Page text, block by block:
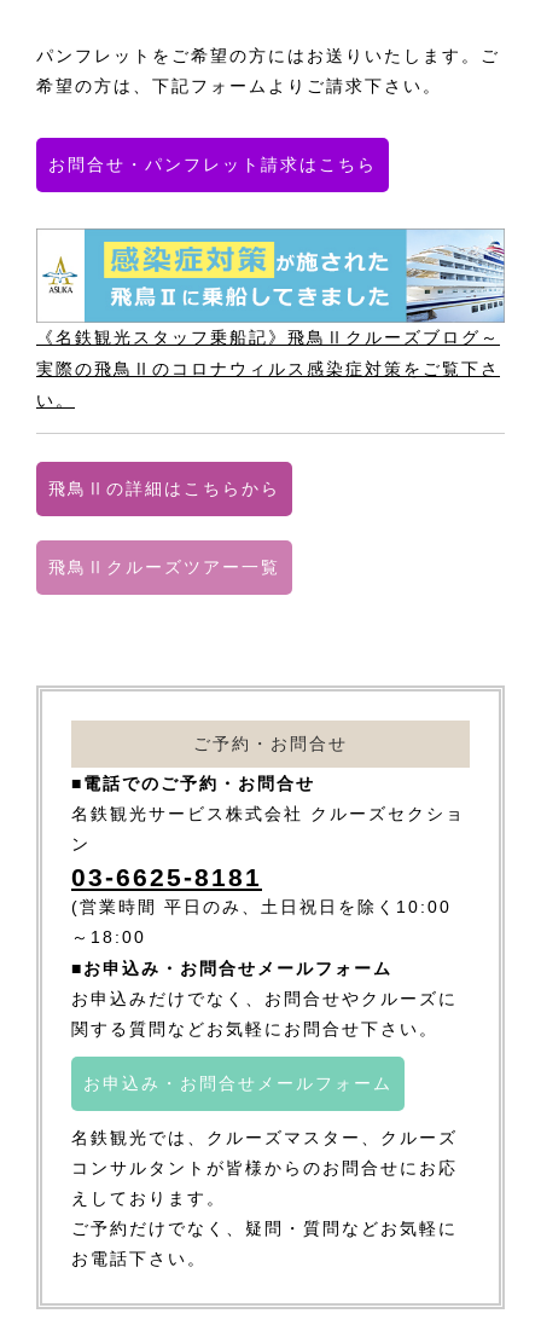
パンフレットをご希望の方にはお送りいたします。ご
希望の方は、下記フォームよりご請求下さい。
お問合せ・パンフレット請求はこちら
《名鉄観光スタッフ乗船記》飛鳥Ⅱクルーズブログ～
実際の飛鳥Ⅱのコロナウィルス感染症対策をご覧下さ
い。
飛鳥Ⅱの詳細はこちらから
飛鳥Ⅱクルーズツアー一覧
ご予約・お問合せ
■電話でのご予約・お問合せ
名鉄観光サービス株式会社 クルーズセクショ
ン
03-6625-8181
(営業時間 平日のみ、土日祝日を除く10:00
～18:00
■お申込み・お問合せメールフォーム
お申込みだけでなく、お問合せやクルーズに
関する質問などお気軽にお問合せ下さい。
お申込み・お問合せメールフォーム
名鉄観光では、クルーズマスター、クルーズ
コンサルタントが皆様からのお問合せにお応
えしております。
ご予約だけでなく、疑問・質問などお気軽に
お電話下さい。